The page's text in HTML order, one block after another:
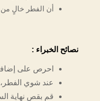
أن الفطر خالٍ من الغلوتين
نصائح الخبراء :
احرص على
عند شوي
قم بقص نهاية